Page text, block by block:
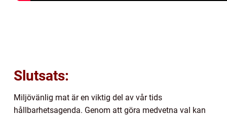
Slutsats:
Miljövänlig mat är en viktig del av vår tids
hållbarhetsagenda. Genom att göra medvetna val kan